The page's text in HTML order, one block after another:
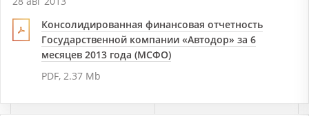
Консолидированная финансовая отчетность
Государственной компании «Автодор» за 6
месяцев 2013 года (МСФО)
PDF, 2.37 Mb